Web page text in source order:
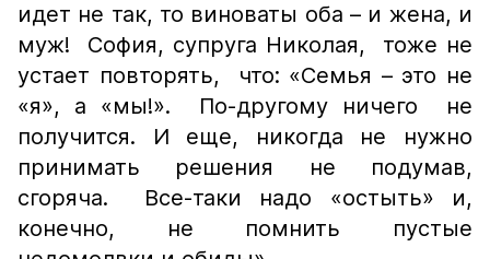
идет не так, то виноваты оба – и жена, и
муж! София, супруга Николая, тоже не
устает повторять, что: «Семья – это не
«я», а «мы!». По-другому ничего не
получится. И еще, никогда не нужно
принимать решения не подумав,
сгоряча. Все-таки надо «остыть» и,
конечно, не помнить пустые